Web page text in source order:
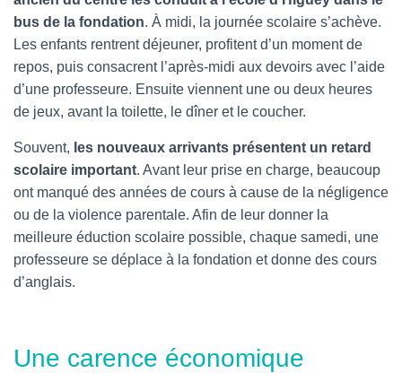
bus de la fondation. À midi, la journée scolaire s’achève.
Les enfants rentrent déjeuner, profitent d’un moment de
repos, puis consacrent l’après-midi aux devoirs avec l’aide
d’une professeure. Ensuite viennent une ou deux heures
de jeux, avant la toilette, le dîner et le coucher.
Souvent, les nouveaux arrivants présentent un retard
scolaire important. Avant leur prise en charge, beaucoup
ont manqué des années de cours à cause de la négligence
ou de la violence parentale. Afin de leur donner la
meilleure éduction scolaire possible, chaque samedi, une
professeure se déplace à la fondation et donne des cours
d’anglais.
Une carence économique